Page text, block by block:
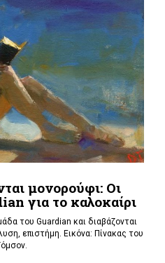
μονορούφι: Οι
για το καλοκαίρι
του Guardian και διαβάζονται
επιστήμη. Εικόνα: Πίνακας του